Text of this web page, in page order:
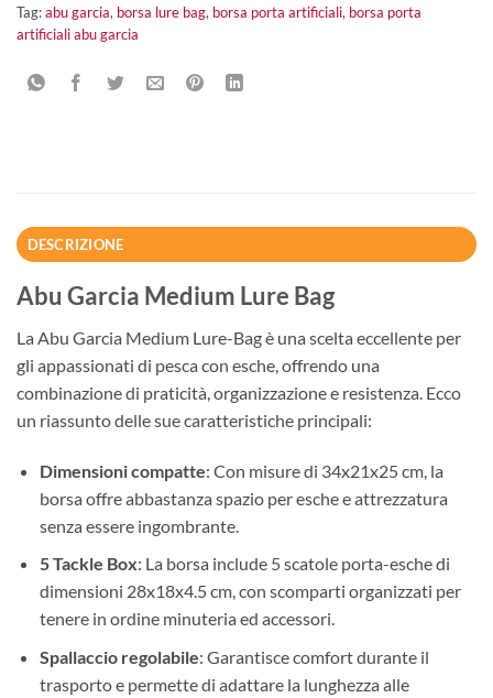
Tag:abu garcia, borsa lure bag, borsa porta artificiali, borsa porta
artificiali abu garcia
DESCRIZIONE
Abu Garcia Medium Lure Bag
La Abu Garcia Medium Lure-Bag è una scelta eccellente per
gli appassionati di pesca con esche, offrendo una
combinazione di praticità, organizzazione e resistenza. Ecco
un riassunto delle sue caratteristiche principali:
Dimensioni compatte: Con misure di 34x21x25 cm, la
borsa offre abbastanza spazio per esche e attrezzatura
senza essere ingombrante.
5 Tackle Box: La borsa include 5 scatole porta-esche di
dimensioni 28x18x4.5 cm, con scomparti organizzati per
tenere in ordine minuteria ed accessori.
Spallaccio regolabile: Garantisce comfort durante il
trasporto e permette di adattare la lunghezza alle